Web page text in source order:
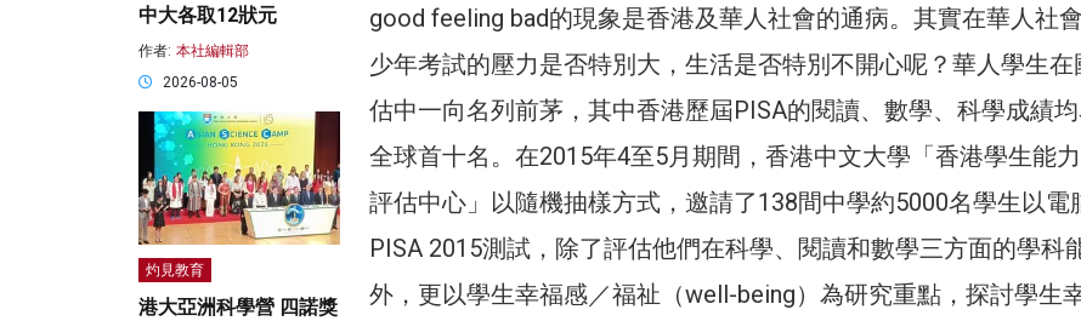
good feeling bad的現象是香港及華人社會的通病。其實在華人社
少年考試的壓力是否特別大，生活是否特別不開心呢？華人學生在
估中一向名列前茅，其中香港歷屆PISA的閱讀、數學、科學成績均
全球首十名。在2015年4至5月期間，香港中文大學「香港學生能
評估中心」以隨機抽樣方式，邀請了138間中學約5000名學生以電
PISA 2015測試，除了評估他們在科學、閱讀和數學三方面的學科
外，更以學生幸福感／福祉（well-being）為研究重點，探討學生
中大各取12狀元
作者: 本社編輯部
2026-08-05
灼見教育
港大亞洲科學營 四諾獎